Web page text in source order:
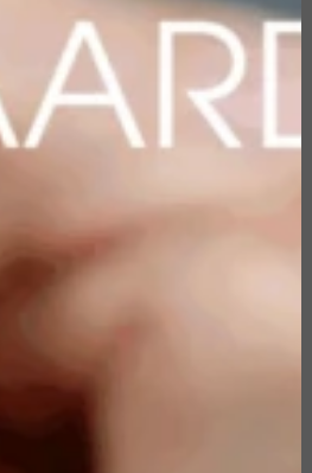
Toevoegen aan winkelwagen
Verder winkelen